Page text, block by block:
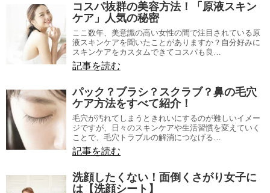
コスパ抜群の美容方法！「原液スキン
ケア」人気の秘密
ここ数年、美意識の高い女性の間で注目されている原
液スキンケアを聞いたことがありますか？自分好みに
スキンケアをカスタムできてコスパも良…
記事を読む
パック？ブラシ？スクラブ？鼻の毛穴
ケア方法をすべて紹介！
毛穴が汚れてしまうときれいにするのが難しいイメー
ジですが、日々のスキンケアや生活習慣を変えていく
ことで、毛穴トラブルの解消につなげる…
記事を読む
洗顔したくない！面倒くさがり女子に
は【洗顔シート】